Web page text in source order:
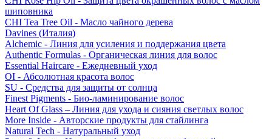
шиповника
CHI Tea Tree Oil - Масло чайного дерева
Davines (Италия)
Alchemic - Линия для усиления и поддержания цвета
Authentic Formulas - Органическая линия для волос
Essential Haircare - Eжедневный уход
OI - Абсолютная красота волос
SU - Средства для защиты от солнца
Finest Pigments - Био-ламинирование волос
Heart Of Glass – Линия для ухода и сияния светлых волос
More Inside - Авторские продукты для стайлинга
Natural Tech - Натуральный уход